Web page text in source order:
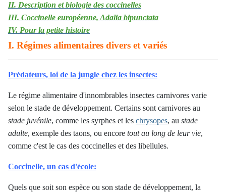
II. Description et biologie des coccinelles
III. Coccinelle européenne, Adalia bipunctata
IV. Pour la petite histoire
I. Régimes alimentaires divers et variés
Prédateurs, loi de la jungle chez les insectes:
Le régime alimentaire d'innombrables insectes carnivores varie
selon le stade de développement. Certains sont carnivores au
stade juvénile, comme les syrphes et les chrysopes, au stade
adulte, exemple des taons, ou encore tout au long de leur vie,
comme c'est le cas des coccinelles et des libellules.
Coccinelle, un cas d'école:
Quels que soit son espèce ou son stade de développement, la